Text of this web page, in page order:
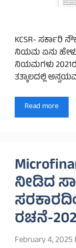
KCSR- ಸರ್ಕಾರಿ
ನಿಯಮ ಏನು
ನಿಯಮಗಳು
ತತ್ಕಾಲದಲ್ಲಿ
Read more
ನೀಡಿದ
ರಚನೆ-
February 4, 2025